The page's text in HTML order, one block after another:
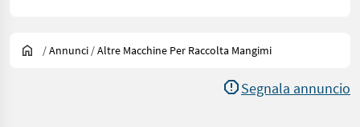
/Annunci /Altre Macchine Per Raccolta Mangimi
Segnala annuncio